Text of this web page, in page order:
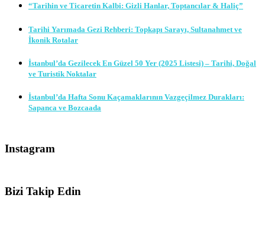
“Tarihin ve Ticaretin Kalbi: Gizli Hanlar, Toptancılar & Haliç”
Tarihi Yarımada Gezi Rehberi: Topkapı Sarayı, Sultanahmet ve
İkonik Rotalar
İstanbul’da Gezilecek En Güzel 50 Yer (2025 Listesi) – Tarihi, Doğal
ve Turistik Noktalar
İstanbul’da Hafta Sonu Kaçamaklarının Vazgeçilmez Durakları:
Sapanca ve Bozcaada
Instagram
Bizi Takip Edin